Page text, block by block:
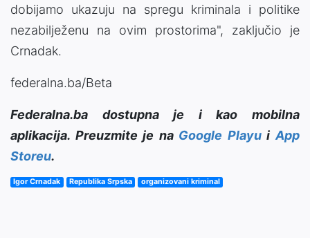
dobijamo ukazuju na spregu kriminala i politike
nezabilježenu na ovim prostorima", zaključio je
Crnadak.
federalna.ba/Beta
Federalna.ba dostupna je i kao mobilna
aplikacija. Preuzmite je na Google PlayuiApp
Storeu.
Igor Crnadak Republika Srpska organizovani kriminal